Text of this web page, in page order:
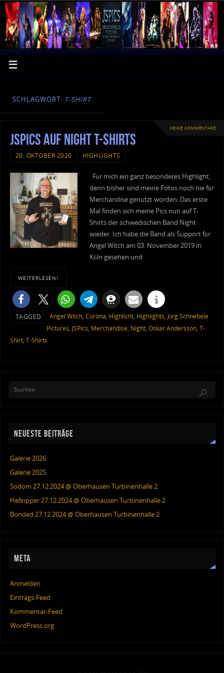
SCHLAGWORT: T-SHIRT
KEINE KOMMENTARE
JSPics auf Night T-Shirts
20. OKTOBER 2020 HIGHLIGHTS
Für mich ein ganz besonderes Highlight,
denn bisher sind meine Fotos noch nie für
Merchandise genutzt worden. Das erste
Mal finden sich meine Pics nun auf T-
Shirts der schwedischen Band Night
wieder. Ich habe die Band als Support für
Angel Witch am 03. November 2019 in
Köln gesehen und
WEITERLESEN!
TAGGED Angel Witch, Corona, Highlicht, Highlights, Jörg Schnebele
Pictures, JSPics, Merchandise, Night, Oskar Andersson, T-
Shirt, T-Shirts
NEUESTE BEITRÄGE
Galerie 2026
Galerie 2025
Sodom 27.12.2024 @ Oberhausen Turbinenhalle 2
Hellripper 27.12.2024 @ Oberhausen Turbinenhalle 2
Bonded 27.12.2024 @ Oberhausen Turbinenhalle 2
META
Anmelden
Eintrags-Feed
Kommentar-Feed
WordPress.org